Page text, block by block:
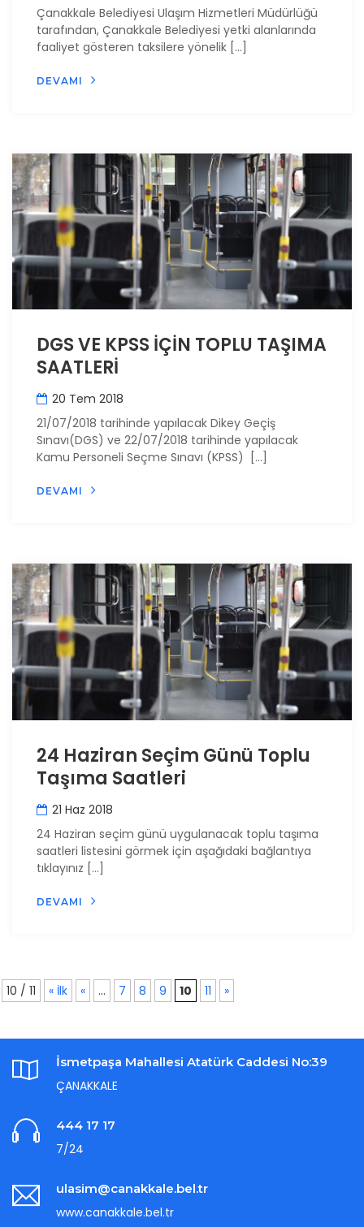
Çanakkale Belediyesi Ulaşım Hizmetleri Müdürlüğü
tarafından, Çanakkale Belediyesi yetki alanlarında
faaliyet gösteren taksilere yönelik […]
DEVAMI
DGS VE KPSS İÇİN TOPLU TAŞIMA
SAATLERİ
20 Tem 2018
21/07/2018 tarihinde yapılacak Dikey Geçiş
Sınavı(DGS) ve 22/07/2018 tarihinde yapılacak
Kamu Personeli Seçme Sınavı (KPSS) […]
DEVAMI
24 Haziran Seçim Günü Toplu
Taşıma Saatleri
21 Haz 2018
24 Haziran seçim günü uygulanacak toplu taşıma
saatleri listesini görmek için aşağıdaki bağlantıya
tıklayınız […]
DEVAMI
10 / 11 « İlk « ... 7 8 9 10 11 »
İsmetpaşa Mahallesi Atatürk Caddesi No:39
ÇANAKKALE
444 17 17
7/24
ulasim@canakkale.bel.tr
www.canakkale.bel.tr